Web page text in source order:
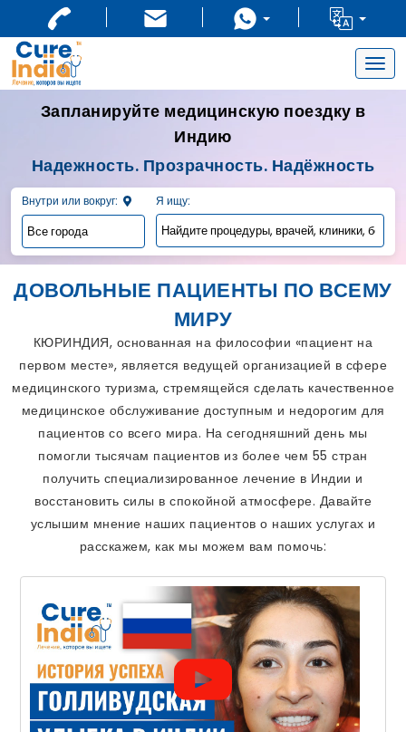
Запланируйте медицинскую поездку в
Индию
Надежность. Прозрачность. Надёжность
Внутри или вокруг: Я ищу:
ДОВОЛЬНЫЕ ПАЦИЕНТЫ ПО ВСЕМУ
МИРУ
КЮРИНДИЯ, основанная на философии «пациент на
первом месте», является ведущей организацией в сфере
медицинского туризма, стремящейся сделать качественное
медицинское обслуживание доступным и недорогим для
пациентов со всего мира. На сегодняшний день мы
помогли тысячам пациентов из более чем 55 стран
получить специализированное лечение в Индии и
восстановить силы в спокойной атмосфере. Давайте
услышим мнение наших пациентов о наших услугах и
расскажем, как мы можем вам помочь: